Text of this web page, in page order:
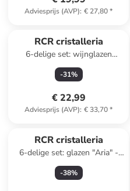
Adviesprijs (AVP): € 27,80*
RCR cristalleria
6-delige set: wijnglazen
"Invino" - 410 ml
-31%
€ 22,99
Adviesprijs (AVP): € 33,70*
RCR cristalleria
6-delige set: glazen "Aria" -
390 ml
-38%